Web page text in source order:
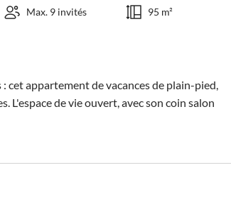
Max. 9 invités 95 m²
cet appartement de vacances de plain-pied,
L'espace de vie ouvert, avec son coin salon